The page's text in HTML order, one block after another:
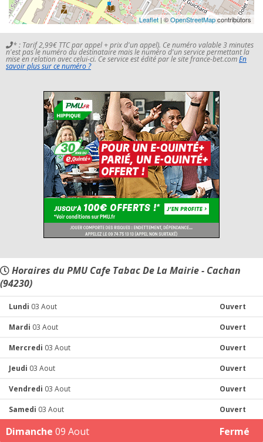
Leaflet| ©OpenStreetMapcontributors
* : Tarif 2,99€ TTC par appel + prix d'un appel). Ce numéro valable 3 minutes
n'est pas le numéro du destinataire mais le numéro d'un service permettant la
mise en relation avec celui-ci. Ce service est édité par le site france-bet.comEn
savoir plus sur ce numéro ?
Horaires du PMU Cafe Tabac De La Mairie - Cachan
(94230)
Lundi 03 Aout Ouvert
Mardi 03 Aout Ouvert
Mercredi 03 Aout Ouvert
Jeudi 03 Aout Ouvert
Vendredi 03 Aout Ouvert
Samedi 03 Aout Ouvert
Dimanche 09 Aout Fermé